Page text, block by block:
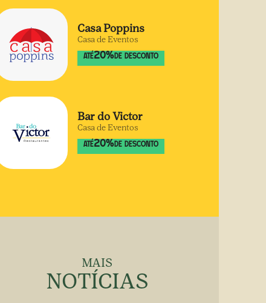
Casa Poppins
Casa de Eventos
ATÉ20%DE DESCONTO
Bar do Victor
Casa de Eventos
ATÉ20%DE DESCONTO
MAIS
NOTÍCIAS